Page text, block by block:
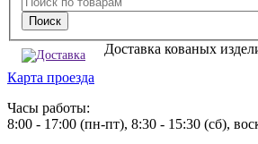
Доставка кованых
Карта проезда
Часы работы:
8:00 - 17:00 (пн-пт), 8:30 - 15:30 (сб),